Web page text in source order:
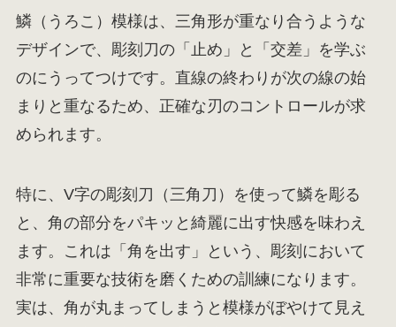
鱗（うろこ）模様は、三角形が重なり合うような
デザインで、彫刻刀の「止め」と「交差」を学ぶ
のにうってつけです。直線の終わりが次の線の始
まりと重なるため、正確な刃のコントロールが求
められます。
特に、V字の彫刻刀（三角刀）を使って鱗を彫る
と、角の部分をパキッと綺麗に出す快感を味わえ
ます。これは「角を出す」という、彫刻において
非常に重要な技術を磨くための訓練になります。
実は、角が丸まってしまうと模様がぼやけて見え